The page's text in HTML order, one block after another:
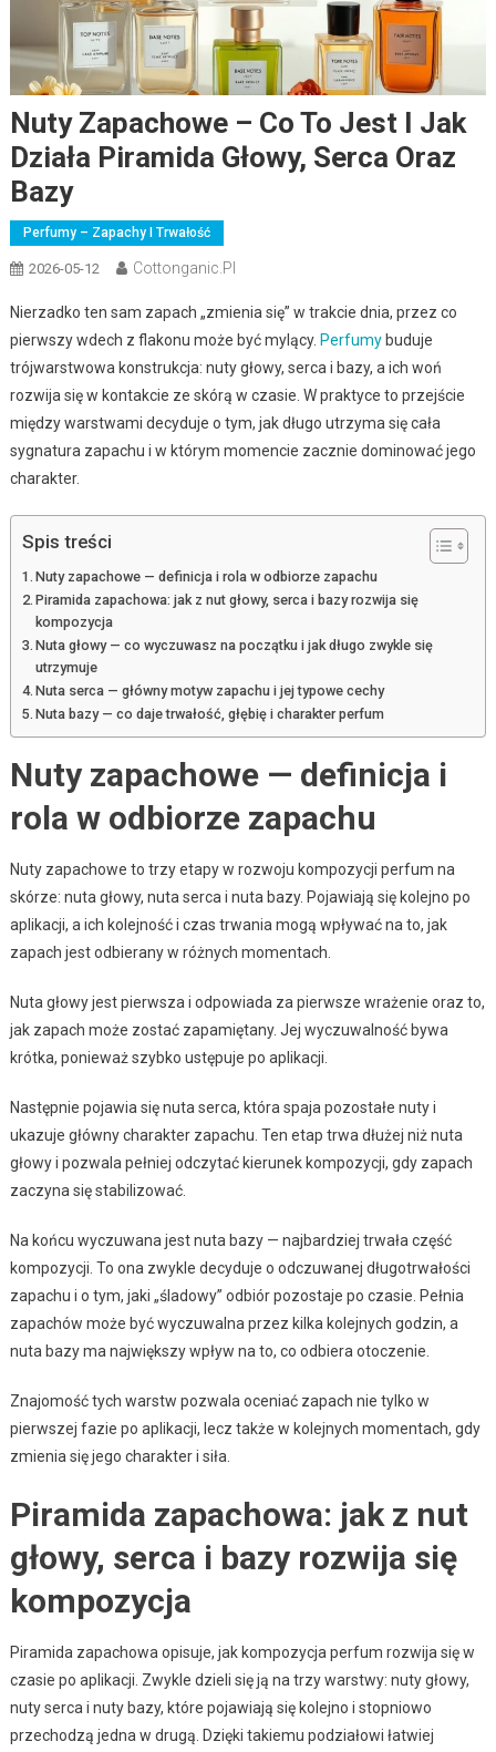
Nuty Zapachowe – Co To Jest I Jak
Działa Piramida Głowy, Serca Oraz
Bazy
Perfumy – Zapachy I Trwałość
2026-05-12 Cottonganic.pl
Nierzadko ten sam zapach „zmienia się” w trakcie dnia, przez co
pierwszy wdech z flakonu może być mylący. Perfumybuduje
trójwarstwowa konstrukcja: nuty głowy, serca i bazy, a ich woń
rozwija się w kontakcie ze skórą w czasie. W praktyce to przejście
między warstwami decyduje o tym, jak długo utrzyma się cała
sygnatura zapachu i w którym momencie zacznie dominować jego
charakter.
Spis treści
Nuty zapachowe — definicja i rola w odbiorze zapachu
Piramida zapachowa: jak z nut głowy, serca i bazy rozwija się
kompozycja
Nuta głowy — co wyczuwasz na początku i jak długo zwykle się
utrzymuje
Nuta serca — główny motyw zapachu i jej typowe cechy
Nuta bazy — co daje trwałość, głębię i charakter perfum
Nuty zapachowe — definicja i
rola w odbiorze zapachu
Nuty zapachowe to trzy etapy w rozwoju kompozycji perfum na
skórze: nuta głowy, nuta serca i nuta bazy. Pojawiają się kolejno po
aplikacji, a ich kolejność i czas trwania mogą wpływać na to, jak
zapach jest odbierany w różnych momentach.
Nuta głowy jest pierwsza i odpowiada za pierwsze wrażenie oraz to,
jak zapach może zostać zapamiętany. Jej wyczuwalność bywa
krótka, ponieważ szybko ustępuje po aplikacji.
Następnie pojawia się nuta serca, która spaja pozostałe nuty i
ukazuje główny charakter zapachu. Ten etap trwa dłużej niż nuta
głowy i pozwala pełniej odczytać kierunek kompozycji, gdy zapach
zaczyna się stabilizować.
Na końcu wyczuwana jest nuta bazy — najbardziej trwała część
kompozycji. To ona zwykle decyduje o odczuwanej długotrwałości
zapachu i o tym, jaki „śladowy” odbiór pozostaje po czasie. Pełnia
zapachów może być wyczuwalna przez kilka kolejnych godzin, a
nuta bazy ma największy wpływ na to, co odbiera otoczenie.
Znajomość tych warstw pozwala oceniać zapach nie tylko w
pierwszej fazie po aplikacji, lecz także w kolejnych momentach, gdy
zmienia się jego charakter i siła.
Piramida zapachowa: jak z nut
głowy, serca i bazy rozwija się
kompozycja
Piramida zapachowa opisuje, jak kompozycja perfum rozwija się w
czasie po aplikacji. Zwykle dzieli się ją na trzy warstwy: nuty głowy,
nuty serca i nuty bazy, które pojawiają się kolejno i stopniowo
przechodzą jedna w drugą. Dzięki takiemu podziałowi łatwiej